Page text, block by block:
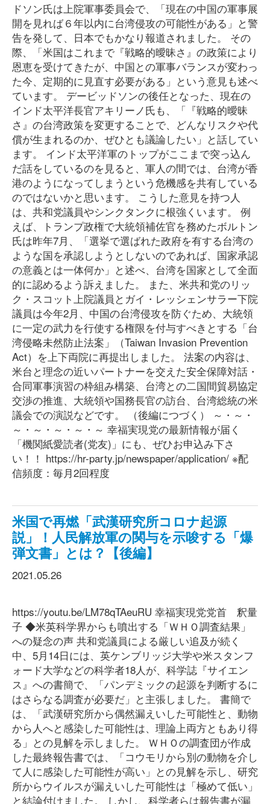
ドソン氏は上院軍事委員会で、「現在の中国の軍事展
開を見れば６年以内に台湾侵攻の可能性がある」と警
告を発して、日本でもかなり報道されました。 その
際、「米国はこれまで『戦略的曖昧さ』の政策により
恩恵を受けてきたが、中国との軍事バランスが変わっ
た今、定期的に見直す必要がある」という意見も述べ
ています。 デービッドソンの後任となった、現在の
インド太平洋長官アキリーノ氏も、「『戦略的曖昧
さ』の台湾政策を変更することで、どんなリスクや代
償が生まれるのか、ぜひとも議論したい」と話してい
ます。 インド太平洋軍のトップがここまで突っ込ん
だ話をしているのを見ると、軍人の間では、台湾が香
港のようになってしまうという危機感を共有している
のではないかと思います。 こうした意見を持つ人
は、共和党議員やシンクタンクに根強くいます。 例
えば、トランプ政権で大統領補佐官を務めたボルトン
氏は昨年7月、「選挙で選ばれた政府を有する台湾の
ような国を承認しようとしないのであれば、国家承認
の意義とは一体何か」と述べ、台湾を国家として全面
的に認めるよう訴えました。 また、米共和党のリッ
ク・スコット上院議員とガイ・レッシェンサラー下院
議員は今年2月、中国の台湾侵攻を防ぐため、大統領
に一定の武力を行使する権限を付与すべきとする「台
湾侵略未然防止法案」（Taiwan Invasion Prevention
Act）を上下両院に再提出しました。 法案の内容は、
米台と理念の近いパートナーを交えた安全保障対話・
合同軍事演習の枠組み構築、台湾との二国間貿易協定
交渉の推進、大統領や国務長官の訪台、台湾総統の米
議会での演説などです。 （後編につづく） ～・～・
～・～・～・～・～ 幸福実現党の最新情報が届く
「機関紙愛読者(党友)」にも、ぜひお申込み下さ
い！！ https://hr-party.jp/newspaper/application/ ※配
信頻度：毎月2回程度
米国で再燃「武漢研究所コロナ起源
説」！人民解放軍の関与を示唆する「爆
弾文書」とは？【後編】
2021.05.26
https://youtu.be/LM78qTAeuRU 幸福実現党党首 釈量
子 ◆米英科学界からも噴出する「ＷＨＯ調査結果」
への疑念の声 共和党議員による厳しい追及が続く
中、5月14日には、英ケンブリッジ大学や米スタンフ
ォード大学などの科学者18人が、科学誌『サイエン
ス』への書簡で、「パンデミックの起源を判断するに
はさらなる調査が必要だ」と主張しました。 書簡で
は、「武漢研究所から偶然漏えいした可能性と、動物
から人へと感染した可能性は、理論上両方ともあり得
る」との見解を示しました。 ＷＨＯの調査団が作成
した最終報告書では、「コウモリから別の動物を介し
て人に感染した可能性が高い」との見解を示し、研究
所からウイルスが漏えいした可能性は「極めて低い」
と結論付けました。 しかし、科学者らは報告書が漏